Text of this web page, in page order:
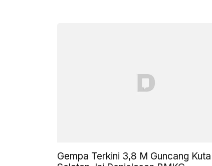
Gempa Terkini 3,8 M Guncang Kuta